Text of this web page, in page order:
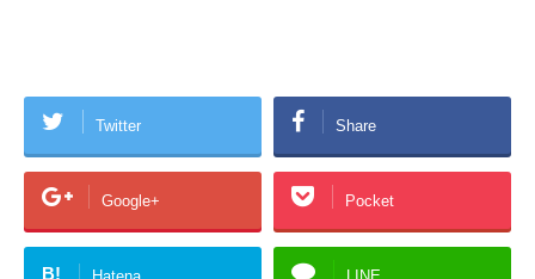
Twitter Share
Google+ Pocket
B!